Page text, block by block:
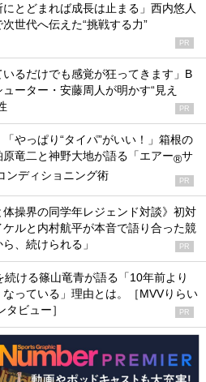
にとどまれば成長は止まる」西内悠人
世代へ伝えた“挑戦する力”
PR
いるだけでも感覚が狂ってきます」B
ーター・安藤周人が明かす“見え
PR
「やっぱり“タイパ”がいい！」箱根の
竜二と神野大地が語る「エアー®サ
ンディショニング術 PR
体操界の同学年レジェンド対談》初対
ケルと内村航平が本音で語り合った競
、続けられる」
PR
続ける篠山竜青が語る「10年前より
っている」理由とは。［MVVりらい
ビュー］
PR